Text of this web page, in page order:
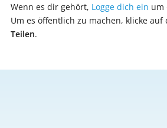
Wenn es dir gehört, Logge dich ein um
Um es öffentlich zu machen, klicke auf
Teilen.